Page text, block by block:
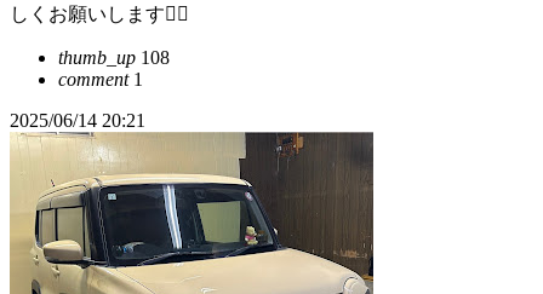
しくお願いします🙇‍♂️
thumb_up 108
comment1
2025/06/14 20:21